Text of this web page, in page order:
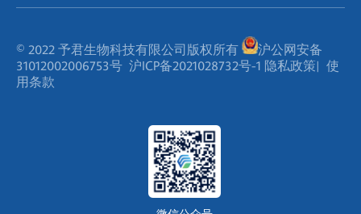
© 2022 予君生物科技有限公司版权所有
沪公网安备
31012002006753号 沪ICP备2021028732号-1 隐私政策| 使
用条款